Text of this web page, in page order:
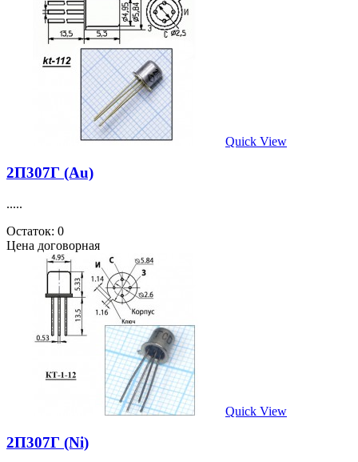
Quick View
2П307Г (Au)
.....
Остаток: 0
Цена договорная
Quick View
2П307Г (Ni)